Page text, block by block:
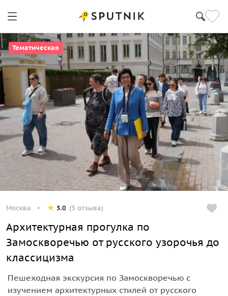
Тематическая
Москва 5.0 (3 отзыва)
Архитектурная прогулка по
Замоскворечью от русского узорочья до
классицизма
Пешеходная экскурсия по Замоскворечью с
изучением архитектурных стилей от русского